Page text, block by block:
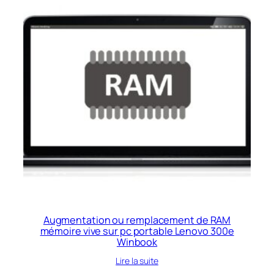
Augmentation ou remplacement de RAM
mémoire vive sur pc portable Lenovo 300e
Winbook
Lire la suite